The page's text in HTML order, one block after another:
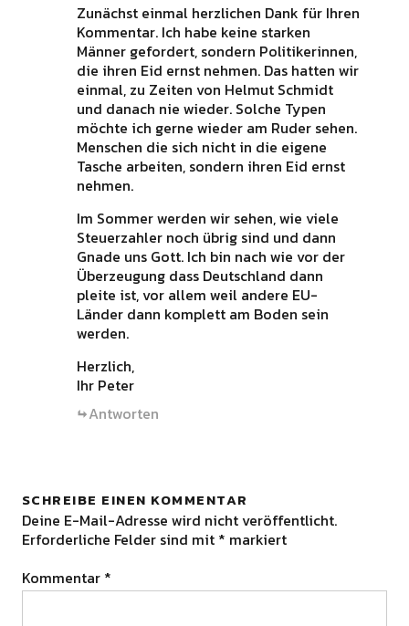
Zunächst einmal herzlichen Dank für Ihren
Kommentar. Ich habe keine starken
Männer gefordert, sondern Politikerinnen,
die ihren Eid ernst nehmen. Das hatten wir
einmal, zu Zeiten von Helmut Schmidt
und danach nie wieder. Solche Typen
möchte ich gerne wieder am Ruder sehen.
Menschen die sich nicht in die eigene
Tasche arbeiten, sondern ihren Eid ernst
nehmen.
Im Sommer werden wir sehen, wie viele
Steuerzahler noch übrig sind und dann
Gnade uns Gott. Ich bin nach wie vor der
Überzeugung dass Deutschland dann
pleite ist, vor allem weil andere EU-
Länder dann komplett am Boden sein
werden.
Herzlich,
Ihr Peter
Antworten
SCHREIBE EINEN KOMMENTAR
Deine E-Mail-Adresse wird nicht veröffentlicht.
Erforderliche Felder sind mit * markiert
Kommentar *